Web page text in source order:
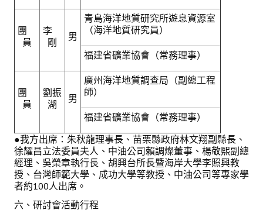
團
員
李
剛
男
青島海洋地質研究所遊息資源室
（海洋地質研究員）
福建省礦業協會（常務理事）
團
員
劉振
湖
男
廣州海洋地質調查局（副總工程
師）
福建省礦業協會（常務理事）
●我方出席：朱秋龍理事長、苗栗縣政府林文翔副縣長、
徐耀昌立法委員夫人、中油公司賴調燦董事、楊敬熙副總
經理、吳榮章執行長、胡興台所長暨海岸大學李照興教
授、台灣師範大學、成功大學等教授、中油公司等專家學
者約100人出席。
六、研討會活動行程